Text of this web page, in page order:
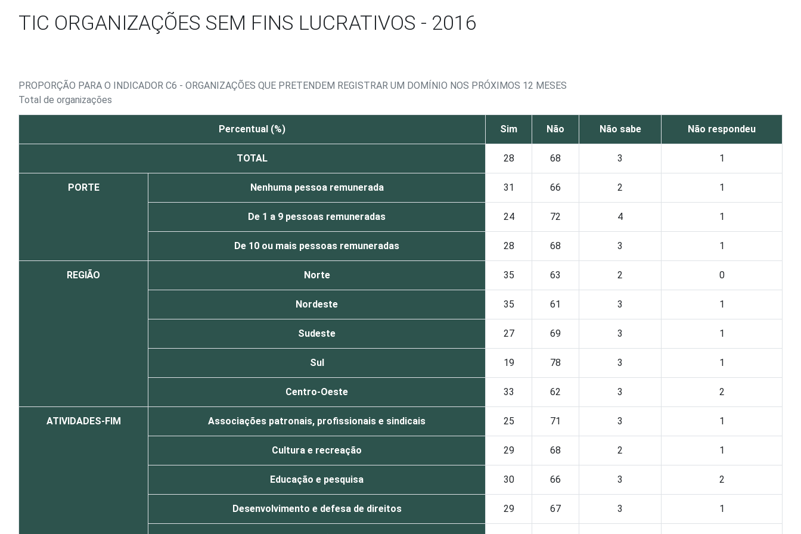
TIC ORGANIZAÇÕES SEM FINS LUCRATIVOS - 2016
PROPORÇÃO PARA O INDICADOR C6 - ORGANIZAÇÕES QUE PRETENDEM REGISTRAR UM DOMÍNIO NOS PRÓXIMOS 12 MESES
Total de organizações
Percentual (%) Sim Não Não sabe Não respondeu
TOTAL 28 68 3 1
PORTE Nenhuma pessoa remunerada 31 66 2 1
De 1 a 9 pessoas remuneradas 24 72 4 1
De 10 ou mais pessoas remuneradas 28 68 3 1
REGIÃO Norte 35 63 2 0
Nordeste 35 61 3 1
Sudeste 27 69 3 1
Sul 19 78 3 1
Centro-Oeste 33 62 3 2
ATIVIDADES-FIM Associações patronais, profissionais e sindicais 25 71 3 1
Cultura e recreação 29 68 2 1
Educação e pesquisa 30 66 3 2
Desenvolvimento e defesa de direitos 29 67 3 1